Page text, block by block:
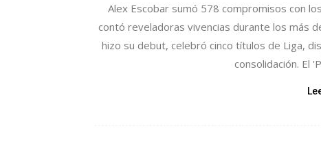
Alex Escobar sumó 578 compromisos con
contó reveladoras vivencias durante los más
hizo su debut, celebró cinco títulos de Liga,
consolidación. El